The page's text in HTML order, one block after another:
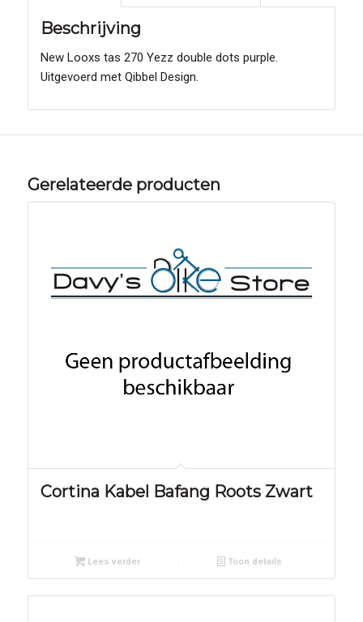
Beschrijving
New Looxs tas 270 Yezz double dots purple.
Uitgevoerd met Qibbel Design.
Gerelateerde producten
Cortina Kabel Bafang Roots Zwart
Lees verder Toon details